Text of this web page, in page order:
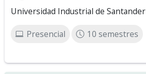
Universidad Industrial de Santander
Presencial 10 semestres